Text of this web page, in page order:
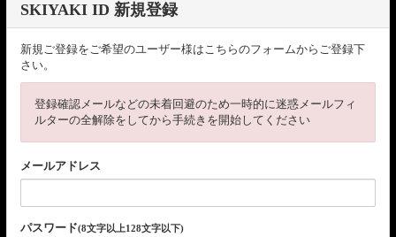
SKIYAKI ID 新規登録
新規ご登録をご希望のユーザー様はこちらのフォームからご登録下
さい。
登録確認メールなどの未着回避のため一時的に迷惑メールフィ
ルターの全解除をしてから手続きを開始してください
メールアドレス
パスワード(8文字以上128文字以下)